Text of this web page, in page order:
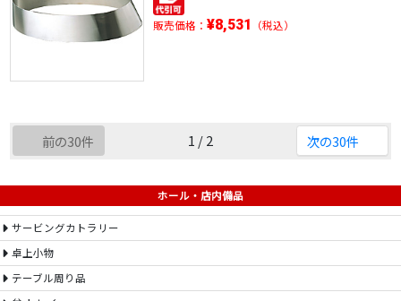
販売価格： ¥8,531 （税込）
前の30件 1 / 2 次の30件
ホール・店内備品
サービングカトラリー
卓上小物
テーブル周り品